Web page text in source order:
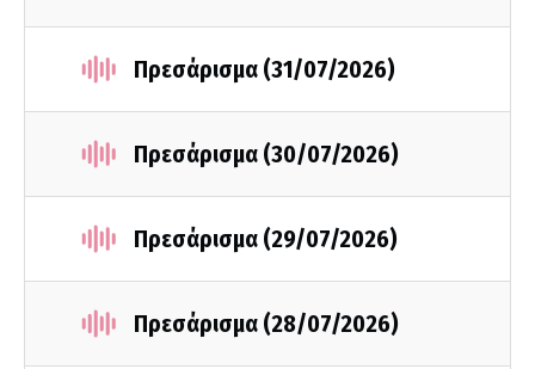
Πρεσάρισμα (31/07/2026)
Πρεσάρισμα (30/07/2026)
Πρεσάρισμα (29/07/2026)
Πρεσάρισμα (28/07/2026)